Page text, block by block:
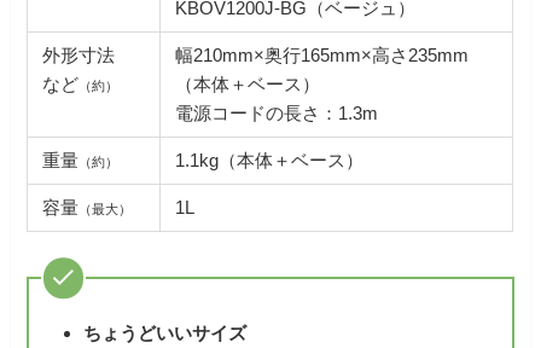
KBOV1200J-BG（ベージュ）
外形寸法
など （約）
幅210mm×奥行165mm×高さ235mm
（本体＋ベース）
電源コードの長さ：1.3m
重量（約） 1.1kg（本体＋ベース）
容量（最大） 1L
ちょうどいいサイズ